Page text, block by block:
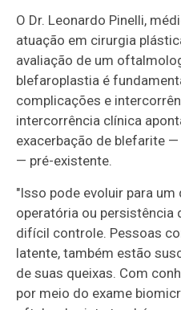
O Dr. Leonardo Pinelli,
atuação em cirurgia
avaliação de um
blefaroplastia é
complicações e
intercorrência clínica
exacerbação de blefarite
— pré-existente.
"Isso pode evoluir para
operatória ou persistência
difícil controle. Pessoas
latente, também estão
de suas queixas. Com
por meio do exame